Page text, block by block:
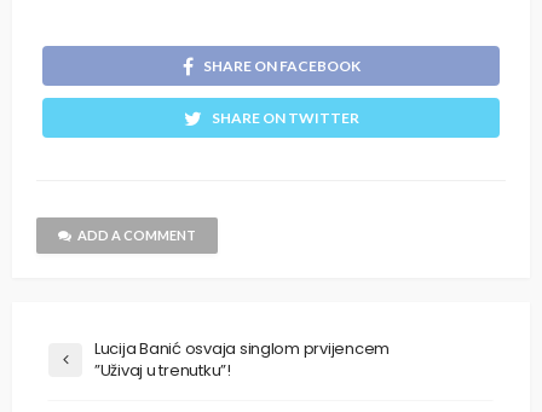
SHARE ON FACEBOOK
SHARE ON TWITTER
ADD A COMMENT
Lucija Banić osvaja singlom prvijencem
”Uživaj u trenutku”!